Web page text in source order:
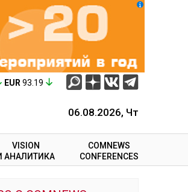
EUR 93.19
06.08.2026, Чт
VISION
АНАЛИТИКА
COMNEWS
CONFERENCES